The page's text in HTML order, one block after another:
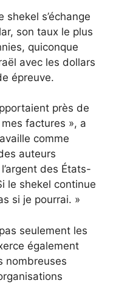
shekel s’échange
son taux le plus
quiconque
avec les dollars
épreuve.
près de
factures », a
comme
auteurs
des États-
le shekel continue
si je pourrai. »
seulement les
également
nombreuses